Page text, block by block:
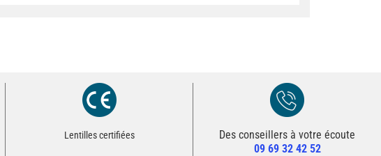
Lentilles certifiées Redirection vers la page Contact du site
Des conseillers à votre écoute
09 69 32 42 52